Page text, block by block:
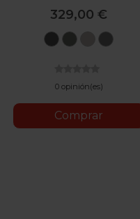
329,00 €
Magnet
TaigaTundra
0 opinión(es)
Comprar